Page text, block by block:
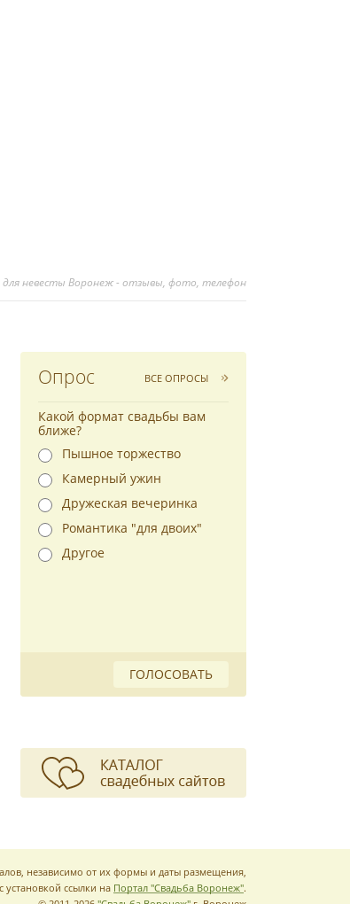
для невесты Воронеж - отзывы, фото, телефон
Опрос ВСЕ ОПРОСЫ
Какой формат свадьбы вам
ближе?
Пышное торжество
Камерный ужин
Дружеская вечеринка
Романтика "для двоих"
Другое
ГОЛОСОВАТЬ
независимо от их формы и даты размещения,
установкой ссылки на Портал "Свадьба Воронеж".